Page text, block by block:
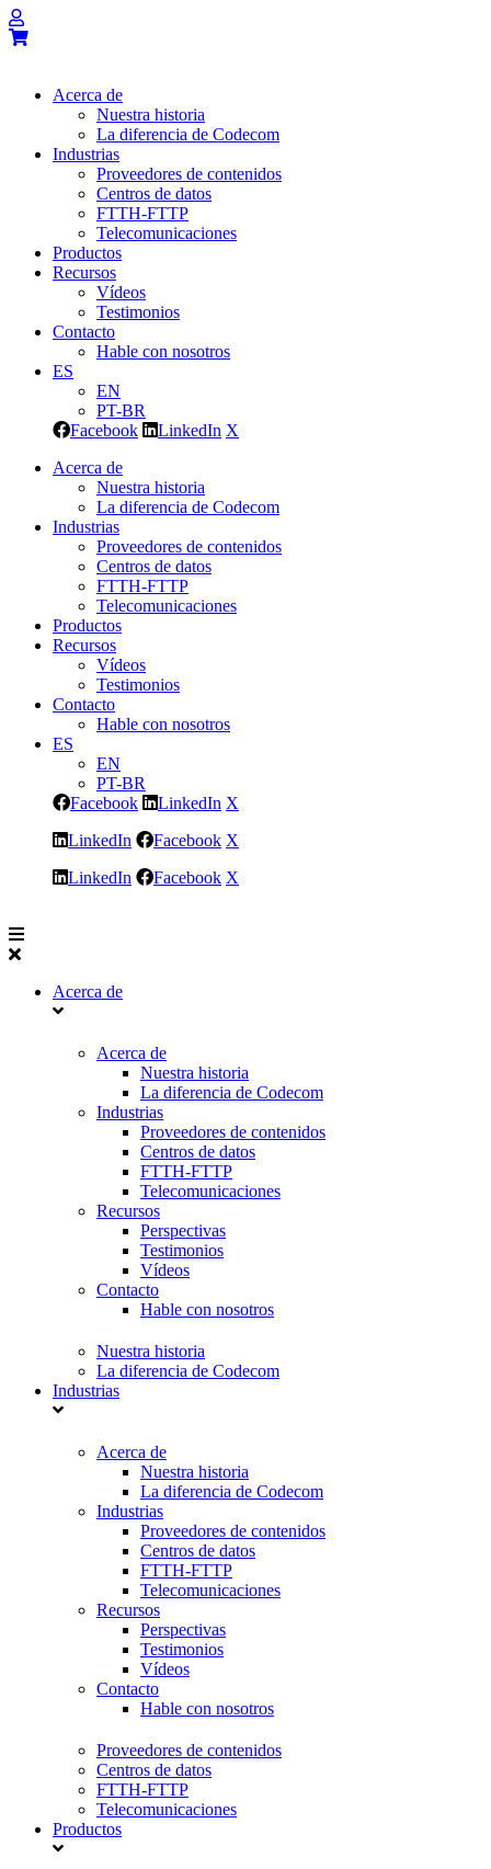
Acerca de
Nuestra historia
La diferencia de Codecom
Industrias
Proveedores de contenidos
Centros de datos
FTTH-FTTP
Telecomunicaciones
Productos
Recursos
Vídeos
Testimonios
Contacto
Hable con nosotros
ES
EN
PT-BR
Facebook
LinkedIn X
Acerca de
Nuestra historia
La diferencia de Codecom
Industrias
Proveedores de contenidos
Centros de datos
FTTH-FTTP
Telecomunicaciones
Productos
Recursos
Vídeos
Testimonios
Contacto
Hable con nosotros
ES
EN
PT-BR
Facebook
LinkedIn X
LinkedIn
Facebook X
LinkedIn
Facebook X
Acerca de
Acerca de
Nuestra historia
La diferencia de Codecom
Industrias
Proveedores de contenidos
Centros de datos
FTTH-FTTP
Telecomunicaciones
Recursos
Perspectivas
Testimonios
Vídeos
Contacto
Hable con nosotros
Nuestra historia
La diferencia de Codecom
Industrias
Acerca de
Nuestra historia
La diferencia de Codecom
Industrias
Proveedores de contenidos
Centros de datos
FTTH-FTTP
Telecomunicaciones
Recursos
Perspectivas
Testimonios
Vídeos
Contacto
Hable con nosotros
Proveedores de contenidos
Centros de datos
FTTH-FTTP
Telecomunicaciones
Productos